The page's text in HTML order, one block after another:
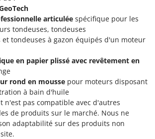
articulée spécifique pour les
tondeuses, tondeuses
tondeuses à gazon équipés d'un moteur
en papier plissé avec revêtement en
rond en mousse pour moteurs disposant
à bain d'huile
n'est pas compatible avec d'autres
de produits sur le marché. Nous ne
adaptabilité sur des produits non